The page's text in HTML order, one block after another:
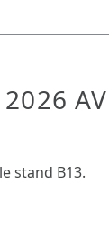
2026
stand B13.